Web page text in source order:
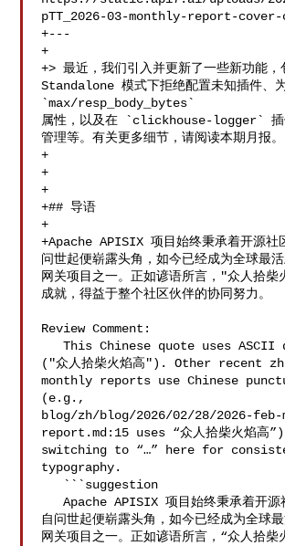
pTT_2026-03-monthly-report-cover-
+---
+
+> 最近，我们引入并更新了一些新功能，
Standalone 模式下拒绝配置未知插件、
`max/resp_body_bytes`
属性，以及在 `clickhouse-logger` 插
管理等。有关更多细节，请阅读本期月报。
+
+
+
+## 导语
+
+Apache APISIX 项目始终秉承着开源社
问世起便崭露头角，如今已经成为全球最
网关项目之一。正如谚语所言，"众人拾柴
成就，得益于整个社区伙伴的协同努力。
Review Comment:
   This Chinese quote uses ASCII double-quotes
("众人拾柴火焰高"). Other recent zh
monthly reports use Chinese
(e.g.,
blog/zh/blog/2026/02/28/2026-feb-
report.md:15 uses “众人拾柴火焰高
switching to “…” here for
typography.
   Apache APISIX 项目始终秉承着开源社区协作的精神，
自问世起便崭露头角，如今已经成为全球
网关项目之一。正如谚语所言，“众人拾柴